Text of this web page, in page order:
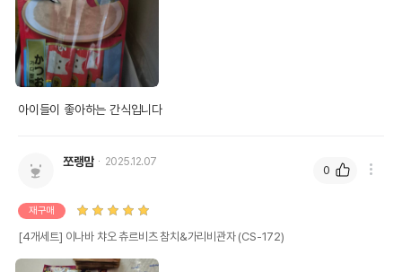
아이들이 좋아하는 간식입니다
쪼랭맘 2025.12.07
재구매
[4개세트] 이나바 챠오 츄르비츠 참치&가리비관자 (CS-172)
0